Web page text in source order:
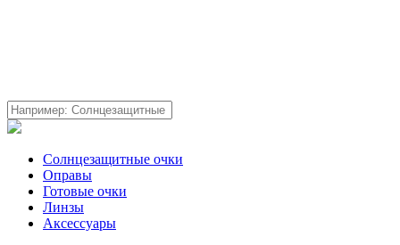
Солнцезащитные очки
Оправы
Готовые очки
Линзы
Аксессуары